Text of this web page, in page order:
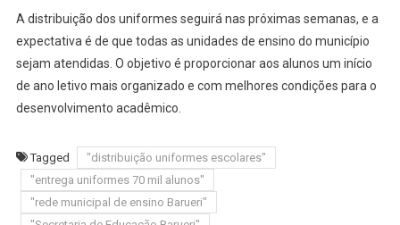
A distribuição dos uniformes seguirá nas próximas semanas, e a
expectativa é de que todas as unidades de ensino do município
sejam atendidas. O objetivo é proporcionar aos alunos um início
de ano letivo mais organizado e com melhores condições para o
desenvolvimento acadêmico.
Tagged
"distribuição uniformes escolares"
"entrega uniformes 70 mil alunos"
"rede municipal de ensino Barueri"